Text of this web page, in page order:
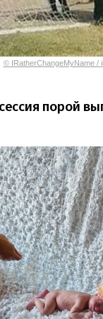
© IRatherChangeMyName /
порой